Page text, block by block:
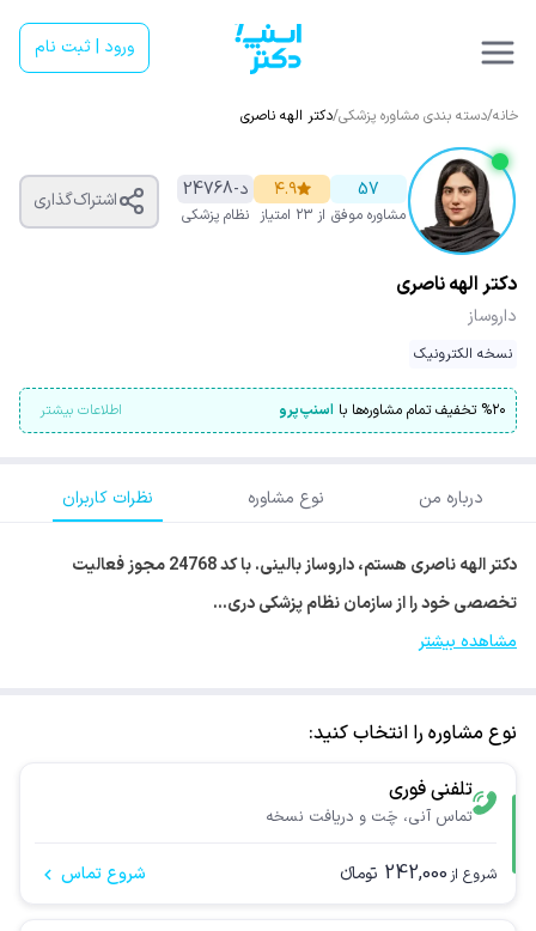
ورود | ثبت نام
خانه/دسته بندی مشاوره پزشکی/دکتر الهه ناصری
57
مشاوره موفق
۴.۹
از ۲۳ امتیاز
د-24768
نظام پزشکی
اشتراک‌گذاری
دکتر الهه ناصری
داروساز
نسخه الکترونیک
%۲۰ تخفیف تمام مشاوره‌ها با اسنپ‌پرو اطلاعات بیشتر
درباره من نوع مشاوره نظرات کاربران
دکتر الهه ناصری هستم، داروساز بالینی. با کد 24768 مجوز فعالیت
تخصصی خود را از سازمان نظام پزشکی دری…
مشاهده بیشتر
نوع مشاوره را انتخاب کنید:
تلفنی فوری
تماس آنی، چَت و دریافت نسخه
شروع از 242,000 تومانء شروع تماس